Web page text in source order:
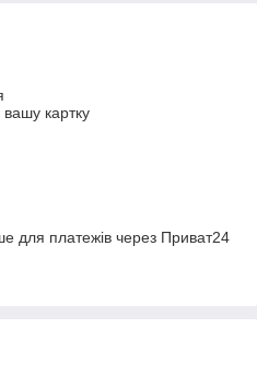
картку
для платежів через Приват24